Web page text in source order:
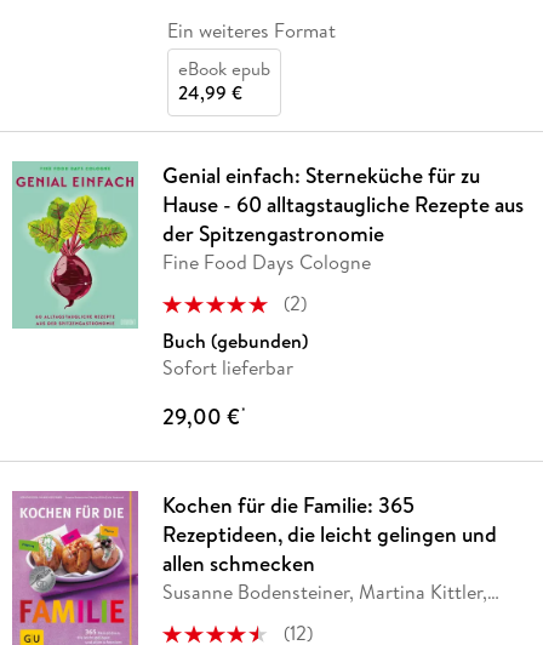
Ein weiteres Format
eBook epub
24,99 €
Genial einfach: Sterneküche für zu
Hause - 60 alltagstaugliche Rezepte aus
der Spitzengastronomie
Fine Food Days Cologne
(2)
Buch (gebunden)
Sofort lieferbar
29,00 €*
Kochen für die Familie: 365
Rezeptideen, die leicht gelingen und
allen schmecken
Susanne Bodensteiner, Martina Kittler,
(12)